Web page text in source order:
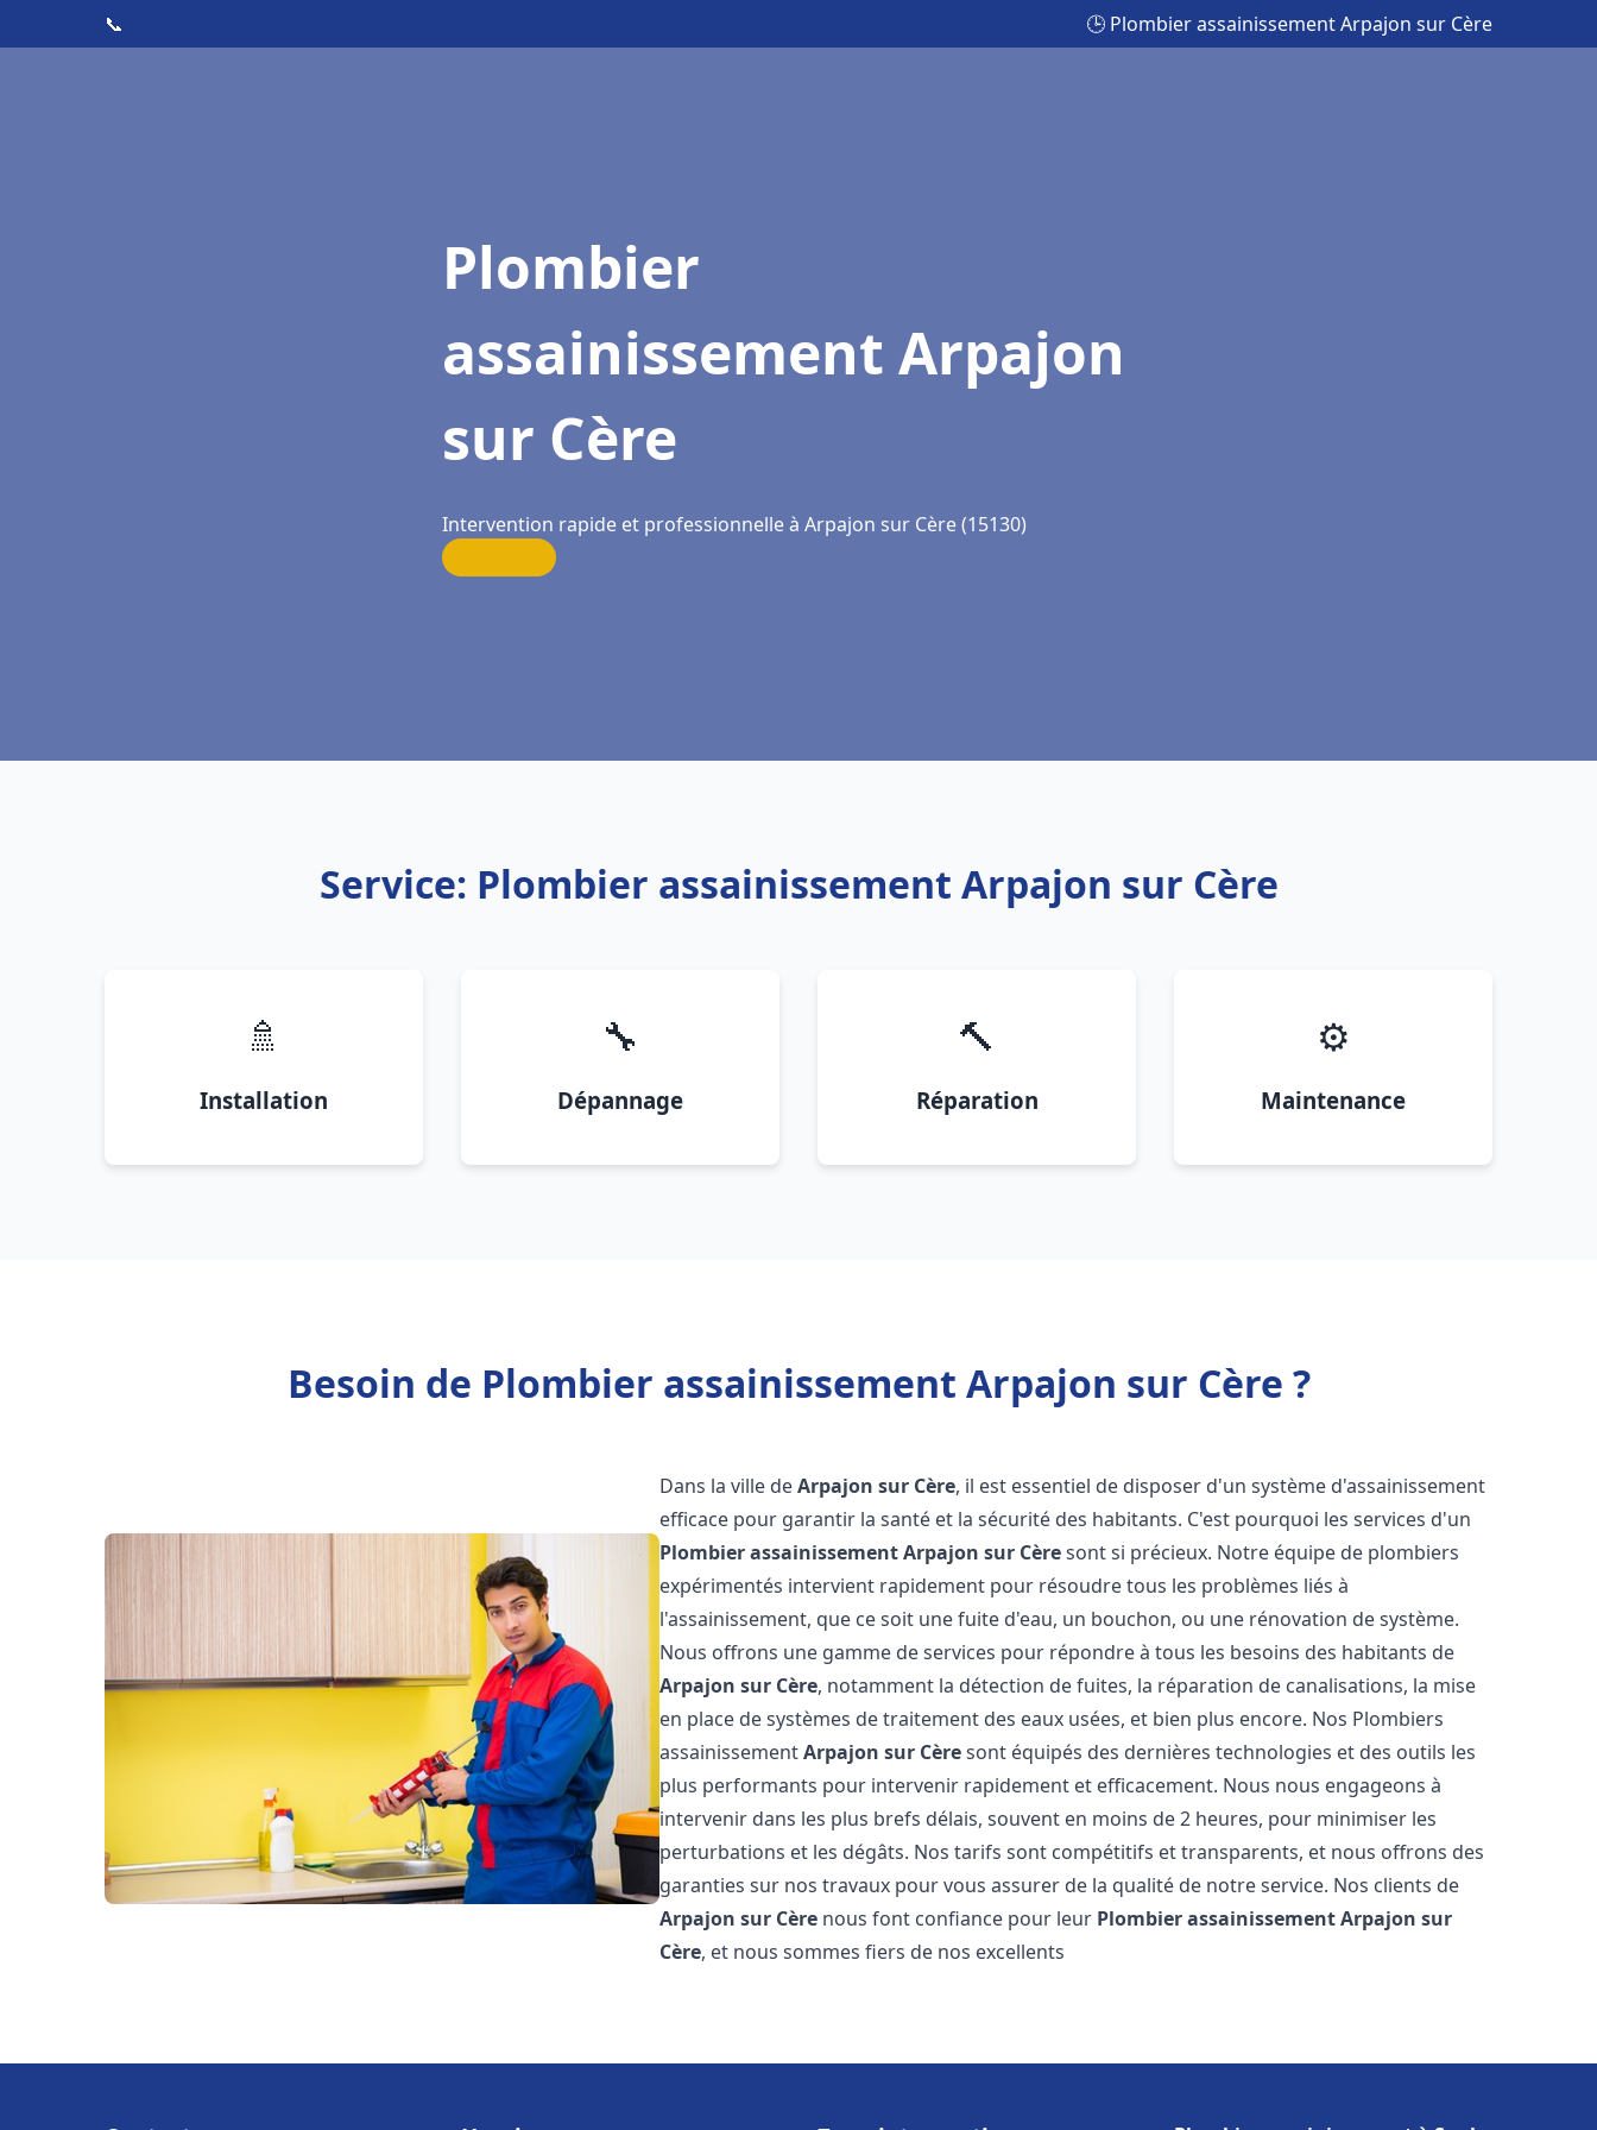
📞 🕒 Plombier assainissement Arpajon sur Cère
Plombier
assainissement Arpajon
sur Cère
Intervention rapide et professionnelle à Arpajon sur Cère (15130)
Service: Plombier assainissement Arpajon sur Cère
🚿
Installation
🔧
Dépannage
🔨
Réparation
⚙️
Maintenance
Besoin de Plombier assainissement Arpajon sur Cère ?
Dans la ville deArpajon sur Cère, il est essentiel de disposer d'un système d'assainissement
efficace pour garantir la santé et la sécurité des habitants. C'est pourquoi les services d'un
Plombier assainissementArpajon sur Cèresont si précieux. Notre équipe de plombiers
expérimentés intervient rapidement pour résoudre tous les problèmes liés à
l'assainissement, que ce soit une fuite d'eau, un bouchon, ou une rénovation de système.
Nous offrons une gamme de services pour répondre à tous les besoins des habitants de
Arpajon sur Cère, notamment la détection de fuites, la réparation de canalisations, la mise
en place de systèmes de traitement des eaux usées, et bien plus encore. Nos Plombiers
assainissementArpajon sur Cèresont équipés des dernières technologies et des outils les
plus performants pour intervenir rapidement et efficacement. Nous nous engageons à
intervenir dans les plus brefs délais, souvent en moins de 2 heures, pour minimiser les
perturbations et les dégâts. Nos tarifs sont compétitifs et transparents, et nous offrons des
garanties sur nos travaux pour vous assurer de la qualité de notre service. Nos clients de
Arpajon sur Cère nous font confiance pour leur Plombier assainissementArpajon sur
Cère, et nous sommes fiers de nos excellents